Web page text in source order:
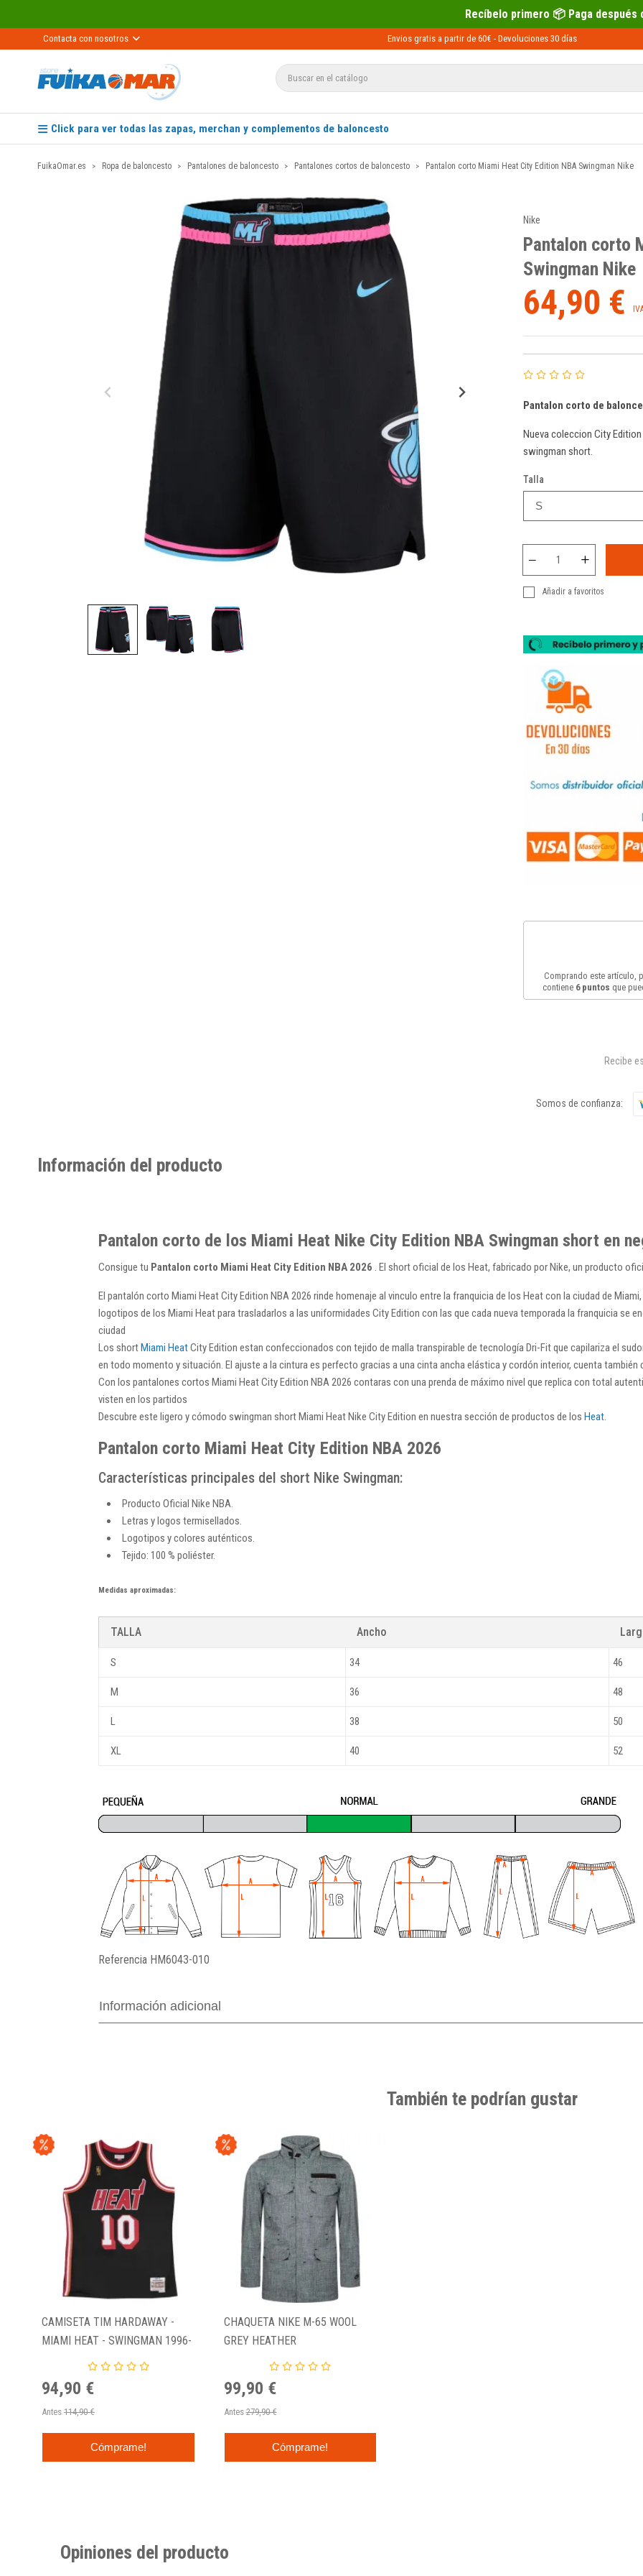
Recíbelo primero 📦 Paga después con Sequra 💶
Contacta con nosotros Envios gratis a partir de 60€ - Devoluciones 30 días
Click para ver todas las zapas, merchan y complementos de baloncesto
FuikaOmar.es Ropa de baloncesto Pantalones de baloncesto Pantalones cortos de baloncesto Pantalon corto Miami Heat City Edition NBA Swingman Nike
Nike
Pantalon corto
Swingman Nike
64,90 €
Pantalon corto de
Nueva coleccion City
swingman short.
Talla
Añadir a favoritos
Comprando este artículo,
contiene 6puntos que
Recibe
Somos de confianza:
Información del producto
Pantalon corto de los Miami Heat Nike City Edition NBA Swingman short en
Consigue tu Pantalon corto Miami Heat City Edition NBA 2026 . El short oficial de los Heat, fabricado por Nike, un producto
El pantalón corto Miami Heat City Edition NBA 2026 rinde homenaje al vinculo entre la franquicia de los Heat con la ciudad de
logotipos de los Miami Heat para trasladarlos a las uniformidades City Edition con las que cada nueva temporada la franquicia se
ciudad
Los shortMiami HeatCity Edition estan confeccionados con tejido de malla transpirable de tecnología Dri-Fit que capilariza el
en todo momento y situación. El ajuste a la cintura es perfecto gracias a una cinta ancha elástica y cordón interior, cuenta
Con los pantalones cortos Miami Heat City Edition NBA 2026 contaras con una prenda de máximo nivel que replica con total
visten en los partidos
Descubre este ligero y cómodo swingman short Miami Heat Nike City Edition en nuestra sección de productos de los Heat.
Pantalon corto Miami Heat City Edition NBA 2026
Características principales del short Nike Swingman:
Producto Oficial Nike NBA.
Letras y logos termisellados.
Logotipos y colores auténticos.
Tejido: 100 % poliéster.
Medidas aproximadas:
TALLA Ancho
S 34 46
M 36 48
L 38 50
XL 40 52
Referencia HM6043-010
Información adicional
También te podrían gustar
CAMISETA TIM HARDAWAY -
MIAMI HEAT - SWINGMAN 1996-
94,90 €
Antes 114,90 €
Cómprame!
CHAQUETA NIKE M-65 WOOL
GREY HEATHER
99,90 €
Antes 279,90 €
Cómprame!
Opiniones del producto